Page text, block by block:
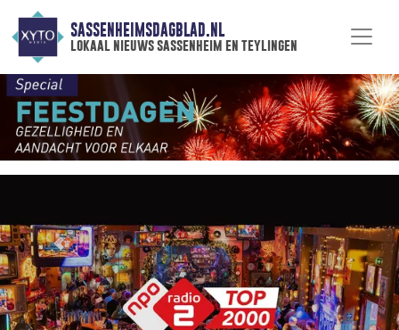
SASSENHEIMSDAGBLAD.NL
lokaal nieuws sassenheim en teylingen